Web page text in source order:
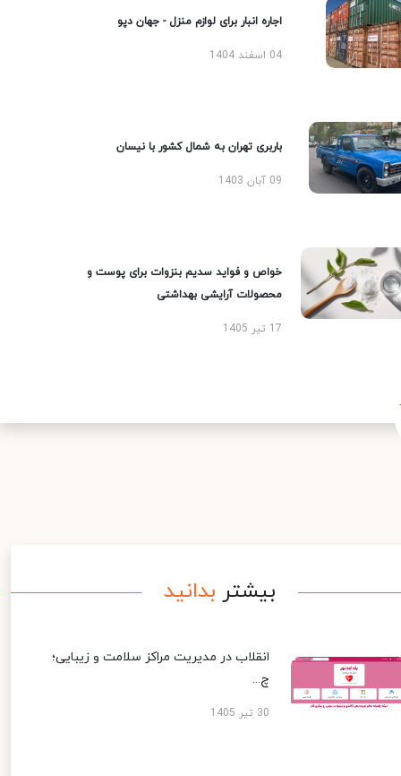
اجاره انبار برای لوازم منزل - جهان دپو
04 اسفند 1404
باربری تهران به شمال کشور با نیسان
09 آبان 1403
خواص و فواید سدیم بنزوات برای پوست و
محصولات آرایشی بهداشتی
17 تیر 1405
بیشتر بدانید
انقلاب در مدیریت مراکز سلامت و زیبایی؛
چ...
30 تیر 1405